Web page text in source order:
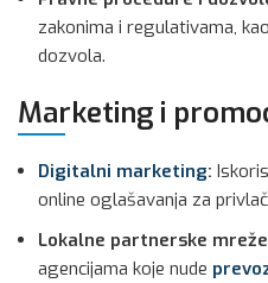
zakonima i regulativama,
dozvola.
Marketing i
Digitalni marketing:
online oglašavanja za
Lokalne partnerske
agencijama koje nude